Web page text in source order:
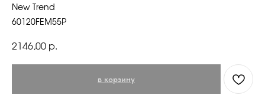
New Trend
60120FEM55P
2146,00 р.
в корзину